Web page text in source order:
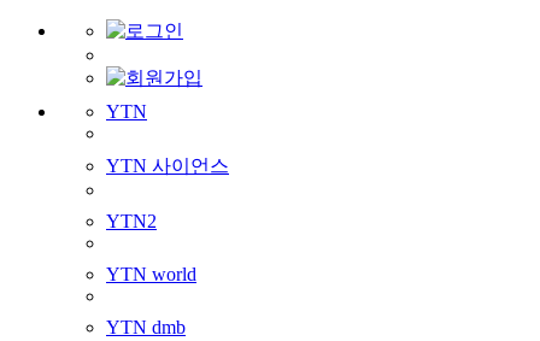
YTN
YTN 사이언스
YTN2
YTN world
YTN dmb